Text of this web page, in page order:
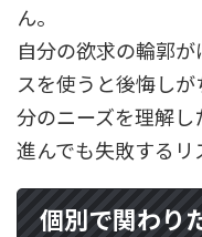
ん。
自分の欲求の輪郭
スを使うと後悔し
分のニーズを理解
進んでも失敗するリ
個別で関わり